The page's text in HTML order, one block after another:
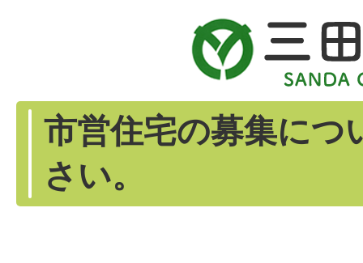
市営住宅の募集につ
さい。